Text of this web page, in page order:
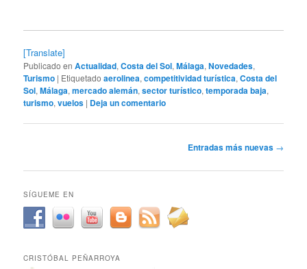
[Translate]
Publicado en Actualidad,Costa del Sol,Málaga,Novedades,
Turismo | Etiquetado aerolinea,competitividad turística,Costa del
Sol,Málaga,mercado alemán,sector turístico,temporada baja,
turismo,vuelos | Deja un comentario
entradas
Entradas más nuevas →
SÍGUEME EN
CRISTÓBAL PEÑARROYA